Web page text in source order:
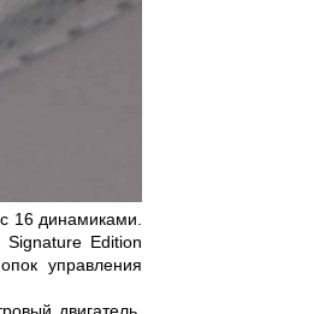
16 динамиками.
Edition
управления
двигатель,